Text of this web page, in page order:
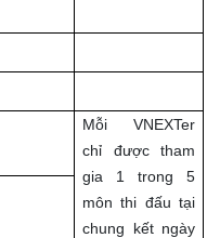
Mỗi VNEXTer
chỉ được tham
gia 1 trong 5
môn thi đấu tại
chung kết ngày